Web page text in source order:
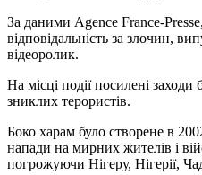
За даними Agence France-
відповідальність за злочин,
відеоролик.
На місці події посилені
зниклих терористів.
Боко харам було створене в
напади на мирних жителів і
погрожуючи Нігеру, Нігерії,